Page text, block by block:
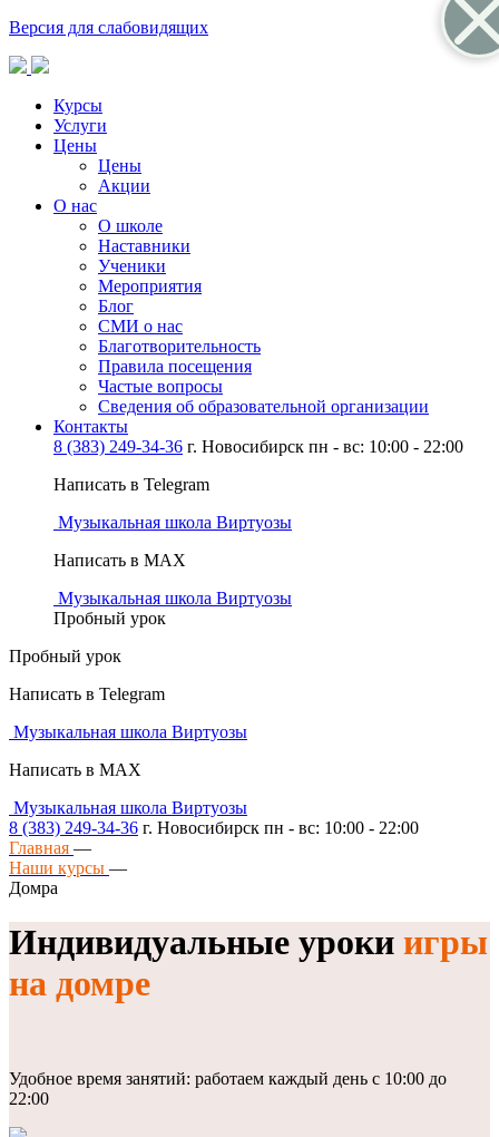
Версия для слабовидящих
Курсы
Услуги
Цены
Цены
Акции
О нас
О школе
Наставники
Ученики
Мероприятия
Блог
СМИ о нас
Благотворительность
Правила посещения
Частые вопросы
Сведения об образовательной организации
Контакты
8 (383) 249-34-36 г. Новосибирск пн - вс: 10:00 - 22:00
Написать в Telegram
Музыкальная школа Виртуозы
Написать в MAX
Музыкальная школа Виртуозы
Пробный урок
Пробный урок
Написать в Telegram
Музыкальная школа Виртуозы
Написать в MAX
Музыкальная школа Виртуозы
8 (383) 249-34-36 г. Новосибирск пн - вс: 10:00 - 22:00
Главная —
Наши курсы —
Домра
Индивидуальные уроки игры
на домре
Удобное время занятий: работаем каждый день с 10:00 до
22:00